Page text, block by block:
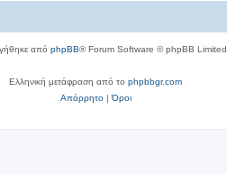
από phpBB® Forum Software © phpBB Limited
Ελληνική μετάφραση από το phpbbgr.com
Απόρρητο|Όροι